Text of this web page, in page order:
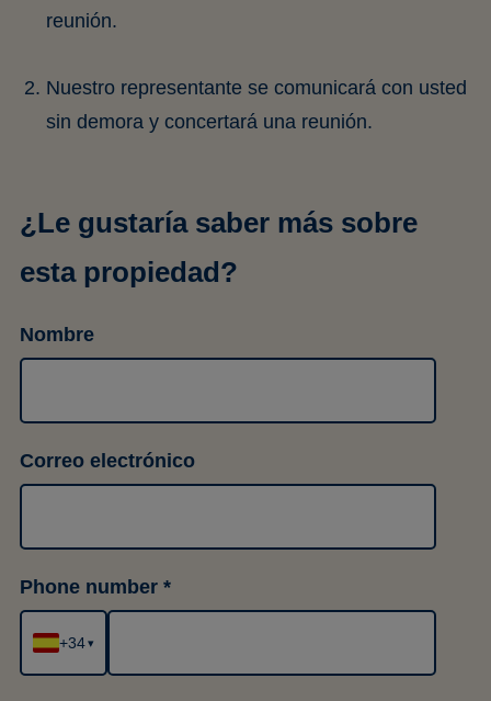
reunión.
Nuestro representante se comunicará con usted
sin demora y concertará una reunión.
¿Le gustaría saber más sobre
esta propiedad?
Nombre
Correo electrónico
Phone number
+34▾